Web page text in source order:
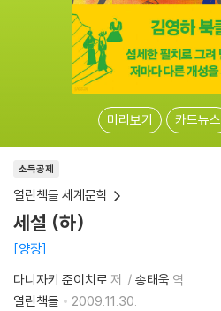
미리보기 카드뉴스
소득공제
열린책들 세계문학
세설 (하)
양장
다니자키 준이치로 저 송태욱 역
열린책들
2009.11.30.